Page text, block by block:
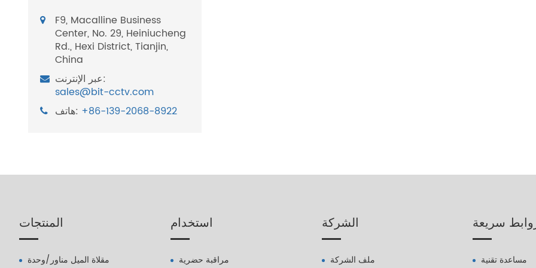
F9, Macalline Business
Center, No. 29, Heiniucheng
Rd., Hexi District, Tianjin,
China
عبر الإنترنت:
sales@bit-cctv.com
هاتف: +86-139-2068-8922
المنتجات
مقلاة الميل مناور/وحدة
استخدام
مراقبة حضرية
الشركة
ملف الشركة
سريعة
مساعدة تقنية